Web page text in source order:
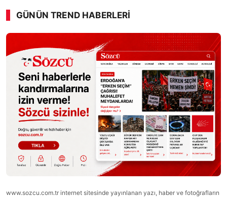
GÜNÜN TREND HABERLERI
00:01 / 09:08
Sesi Aç
www.sozcu.com.tr internet sitesinde yayınlanan yazı, haber ve fotoğrafların